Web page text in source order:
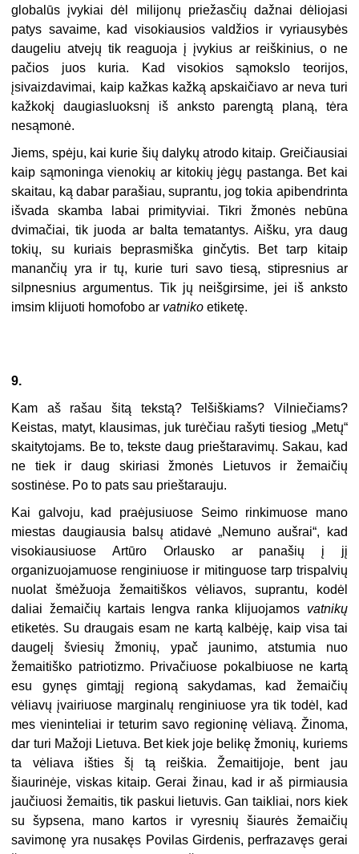
globalūs įvykiai dėl milijonų priežasčių dažnai dėliojasi
patys savaime, kad visokiausios valdžios ir vyriausybės
daugeliu atvejų tik reaguoja į įvykius ar reiškinius, o ne
pačios juos kuria. Kad visokios sąmokslo teorijos,
įsivaizdavimai, kaip kažkas kažką apskaičiavo ar neva turi
kažkokį daugiasluoksnį iš anksto parengtą planą, tėra
nesąmonė.
Jiems, spėju, kai kurie šių dalykų atrodo kitaip. Greičiausiai
kaip sąmoninga vienokių ar kitokių jėgų pastanga. Bet kai
skaitau, ką dabar parašiau, suprantu, jog tokia apibendrinta
išvada skamba labai primityviai. Tikri žmonės nebūna
dvimačiai, tik juoda ar balta tematantys. Aišku, yra daug
tokių, su kuriais beprasmiška ginčytis. Bet tarp kitaip
manančių yra ir tų, kurie turi savo tiesą, stipresnius ar
silpnesnius argumentus. Tik jų neišgirsime, jei iš anksto
imsim klijuoti homofobo ar vatniko etiketę.
9.
Kam aš rašau šitą tekstą? Telšiškiams? Vilniečiams?
Keistas, matyt, klausimas, juk turėčiau rašyti tiesiog „Metų“
skaitytojams. Be to, tekste daug prieštaravimų. Sakau, kad
ne tiek ir daug skiriasi žmonės Lietuvos ir žemaičių
sostinėse. Po to pats sau prieštarauju.
Kai galvoju, kad praėjusiuose Seimo rinkimuose mano
miestas daugiausia balsų atidavė „Nemuno aušrai“, kad
visokiausiuose Artūro Orlausko ar panašių į jį
organizuojamuose renginiuose ir mitinguose tarp trispalvių
nuolat šmėžuoja žemaitiškos vėliavos, suprantu, kodėl
daliai žemaičių kartais lengva ranka klijuojamos vatnikų
etiketės. Su draugais esam ne kartą kalbėję, kaip visa tai
daugelį šviesių žmonių, ypač jaunimo, atstumia nuo
žemaitiško patriotizmo. Privačiuose pokalbiuose ne kartą
esu gynęs gimtąjį regioną sakydamas, kad žemaičių
vėliavų įvairiuose marginalų renginiuose yra tik todėl, kad
mes vieninteliai ir teturim savo regioninę vėliavą. Žinoma,
dar turi Mažoji Lietuva. Bet kiek joje belikę žmonių, kuriems
ta vėliava išties šį tą reiškia. Žemaitijoje, bent jau
šiaurinėje, viskas kitaip. Gerai žinau, kad ir aš pirmiausia
jaučiuosi žemaitis, tik paskui lietuvis. Gan taikliai, nors kiek
su šypsena, mano kartos ir vyresnių šiaurės žemaičių
savimonę yra nusakęs Povilas Girdenis, perfrazavęs gerai